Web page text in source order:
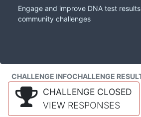
Engage and improve DNA test
community challenges
CHALLENGE INFOCHALLENGE
CHALLENGE CLOSED
VIEW RESPONSES